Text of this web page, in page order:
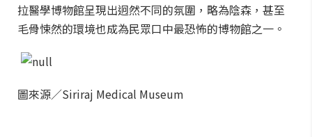
拉醫學博物館呈現出迥然不同的氛圍，略為陰森，甚至
毛骨悚然的環境也成為民眾口中最恐怖的博物館之一。
圖來源／Siriraj Medical Museum